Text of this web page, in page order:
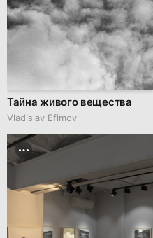
Тайна живого вещества
Vladislav Efimov